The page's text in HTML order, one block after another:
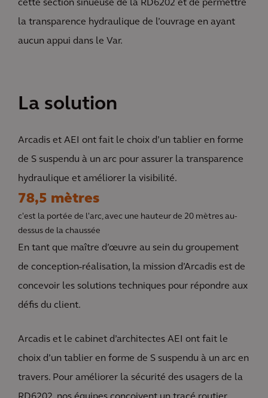
cette section sinueuse de la RD6202 et de permettre
la transparence hydraulique de l’ouvrage en ayant
aucun appui dans le Var.
La solution
Arcadis et AEI ont fait le choix d’un tablier en forme
de S suspendu à un arc pour assurer la transparence
hydraulique et améliorer la visibilité.
78,5 mètres
c'est la portée de l'arc, avec une hauteur de 20 mètres au-
dessus de la chaussée
En tant que maître d’œuvre au sein du groupement
de conception-réalisation, la mission d’Arcadis est de
concevoir les solutions techniques pour répondre aux
défis du client.
Arcadis et le cabinet d’architectes AEI ont fait le
choix d’un tablier en forme de S suspendu à un arc en
travers. Pour améliorer la sécurité des usagers de la